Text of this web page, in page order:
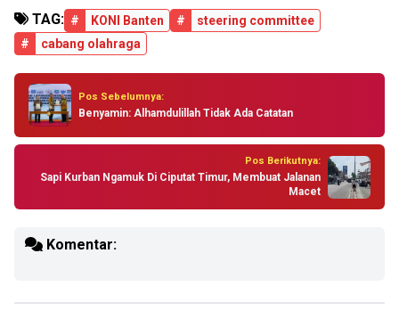
TAG: # KONI Banten #
steering committee
#
cabang olahraga
Pos Sebelumnya:
Benyamin: Alhamdulillah Tidak Ada Catatan
Pos Berikutnya:
Sapi Kurban Ngamuk Di Ciputat Timur, Membuat Jalanan
Macet
Komentar: